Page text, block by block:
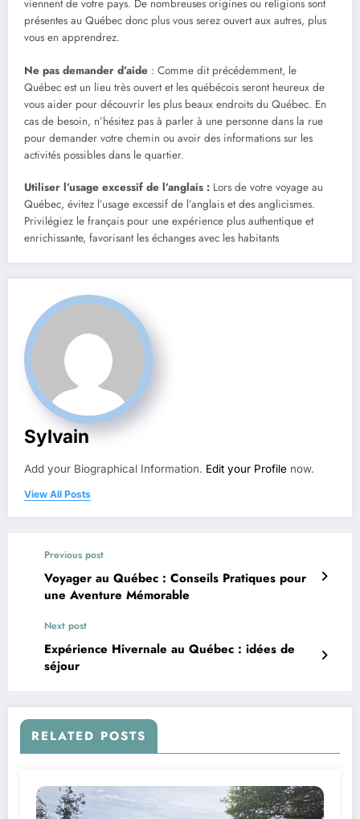
viennent de votre pays. De nombreuses origines ou religions sont
présentes au Québec donc plus vous serez ouvert aux autres, plus
vous en apprendrez.
Ne pas demander d’aide : Comme dit précédemment, le
Québec est un lieu très ouvert et les québécois seront heureux de
vous aider pour découvrir les plus beaux endroits du Québec. En
cas de besoin, n’hésitez pas à parler à une personne dans la rue
pour demander votre chemin ou avoir des informations sur les
activités possibles dans le quartier.
Utiliser l’usage excessif de l’anglais : Lors de votre voyage au
Québec, évitez l’usage excessif de l’anglais et des anglicismes.
Privilégiez le français pour une expérience plus authentique et
enrichissante, favorisant les échanges avec les habitants
Sylvain
Add your Biographical Information. Edit your Profile now.
View All Posts
Previous post
Voyager au Québec : Conseils Pratiques pour
une Aventure Mémorable
Next post
Expérience Hivernale au Québec : idées de
séjour
RELATED POSTS